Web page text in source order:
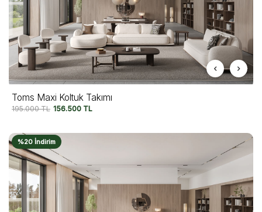
Toms Maxi Koltuk Takımı
195.000TL 156.500 TL
%20 İndirim